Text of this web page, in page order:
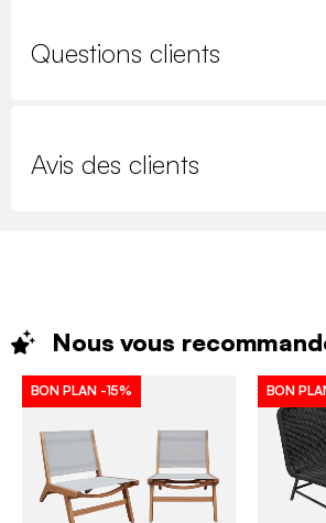
Questions clients
Avis des clients
Nous vous
BON PLAN -15% BON